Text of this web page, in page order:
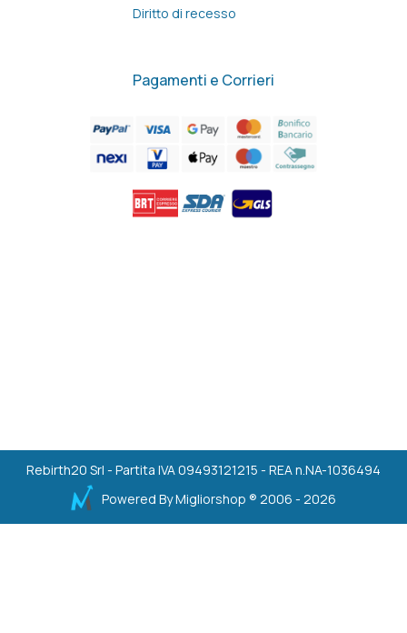
Diritto di recesso
Pagamenti e Corrieri
Rebirth20 Srl - Partita IVA 09493121215 - REA n.NA-1036494
Powered ByMigliorshop ® 2006 - 2026